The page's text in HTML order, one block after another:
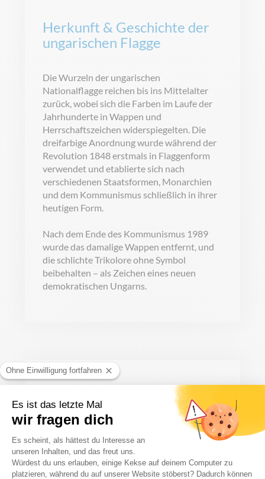
Herkunft & Geschichte der
ungarischen Flagge
Die Wurzeln der ungarischen
Nationalflagge reichen bis ins Mittelalter
zurück, wobei sich die Farben im Laufe der
Jahrhunderte in Wappen und
Herrschaftszeichen widerspiegelten. Die
dreifarbige Anordnung wurde während der
Revolution 1848 erstmals in Flaggenform
verwendet und etablierte sich nach
verschiedenen Staatsformen, Monarchien
und dem Kommunismus schließlich in ihrer
heutigen Form.
Nach dem Ende des Kommunismus 1989
wurde das damalige Wappen entfernt, und
die schlichte Trikolore ohne Symbol
beibehalten – als Zeichen eines neuen
demokratischen Ungarns.
Ungarn Flagge
Querformat
21,70 €